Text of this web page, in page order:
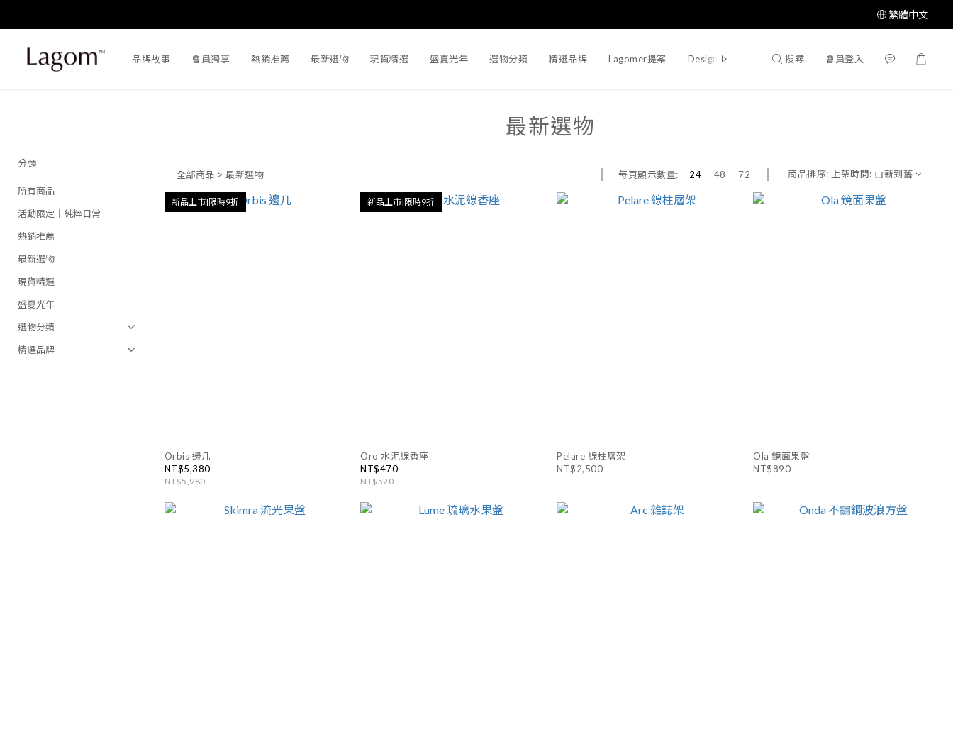
繁體中文
品牌故事 會員獨享 熱銷推薦 最新選物 現貨精選 盛夏光年 選物分類 精選品牌 Lagomer提案 Designer提案 搜尋 會員登入
分類
所有商品
活動限定｜純粹日常
熱銷推薦
最新選物
現貨精選
盛夏光年
選物分類
精選品牌
最新選物
全部商品 >最新選物 每頁顯示數量: 24 48 72 商品排序: 上架時間: 由新到舊
新品上市|限時9折
Orbis 邊几
NT$5,380
NT$5,980
新品上市|限時9折
Oro 水泥線香座
NT$470
NT$520
Pelare 線柱層架
NT$2,500
Ola 鏡面果盤
NT$890